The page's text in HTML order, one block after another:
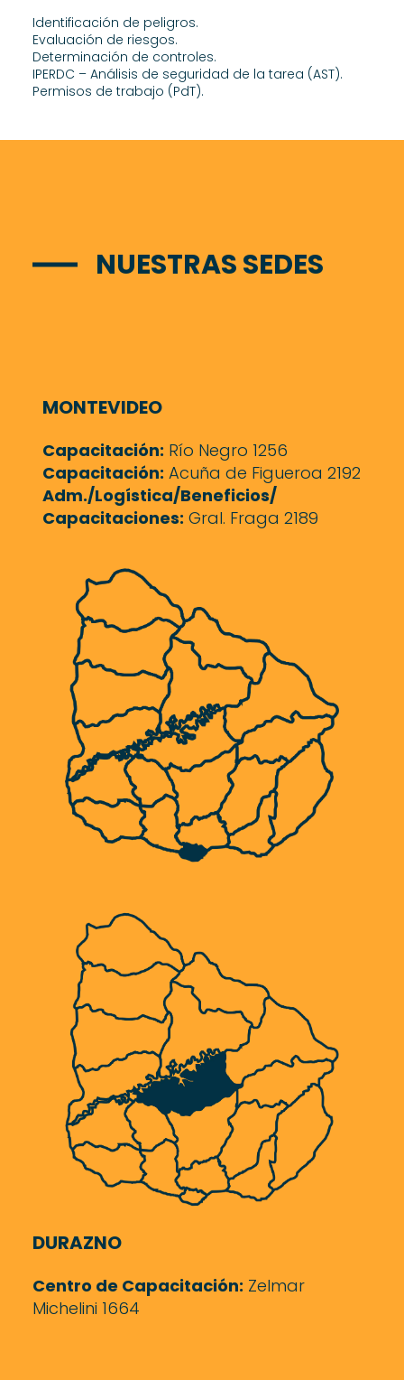
Identificación de peligros.
Evaluación de riesgos.
Determinación de controles.
IPERDC – Análisis de seguridad de la tarea (AST).
Permisos de trabajo (PdT).
NUESTRAS SEDES
MONTEVIDEO
Capacitación: Río Negro 1256
Capacitación: Acuña de Figueroa 2192
Adm./Logística/Beneficios/
Capacitaciones: Gral. Fraga 2189
DURAZNO
Centro de Capacitación: Zelmar
Michelini 1664